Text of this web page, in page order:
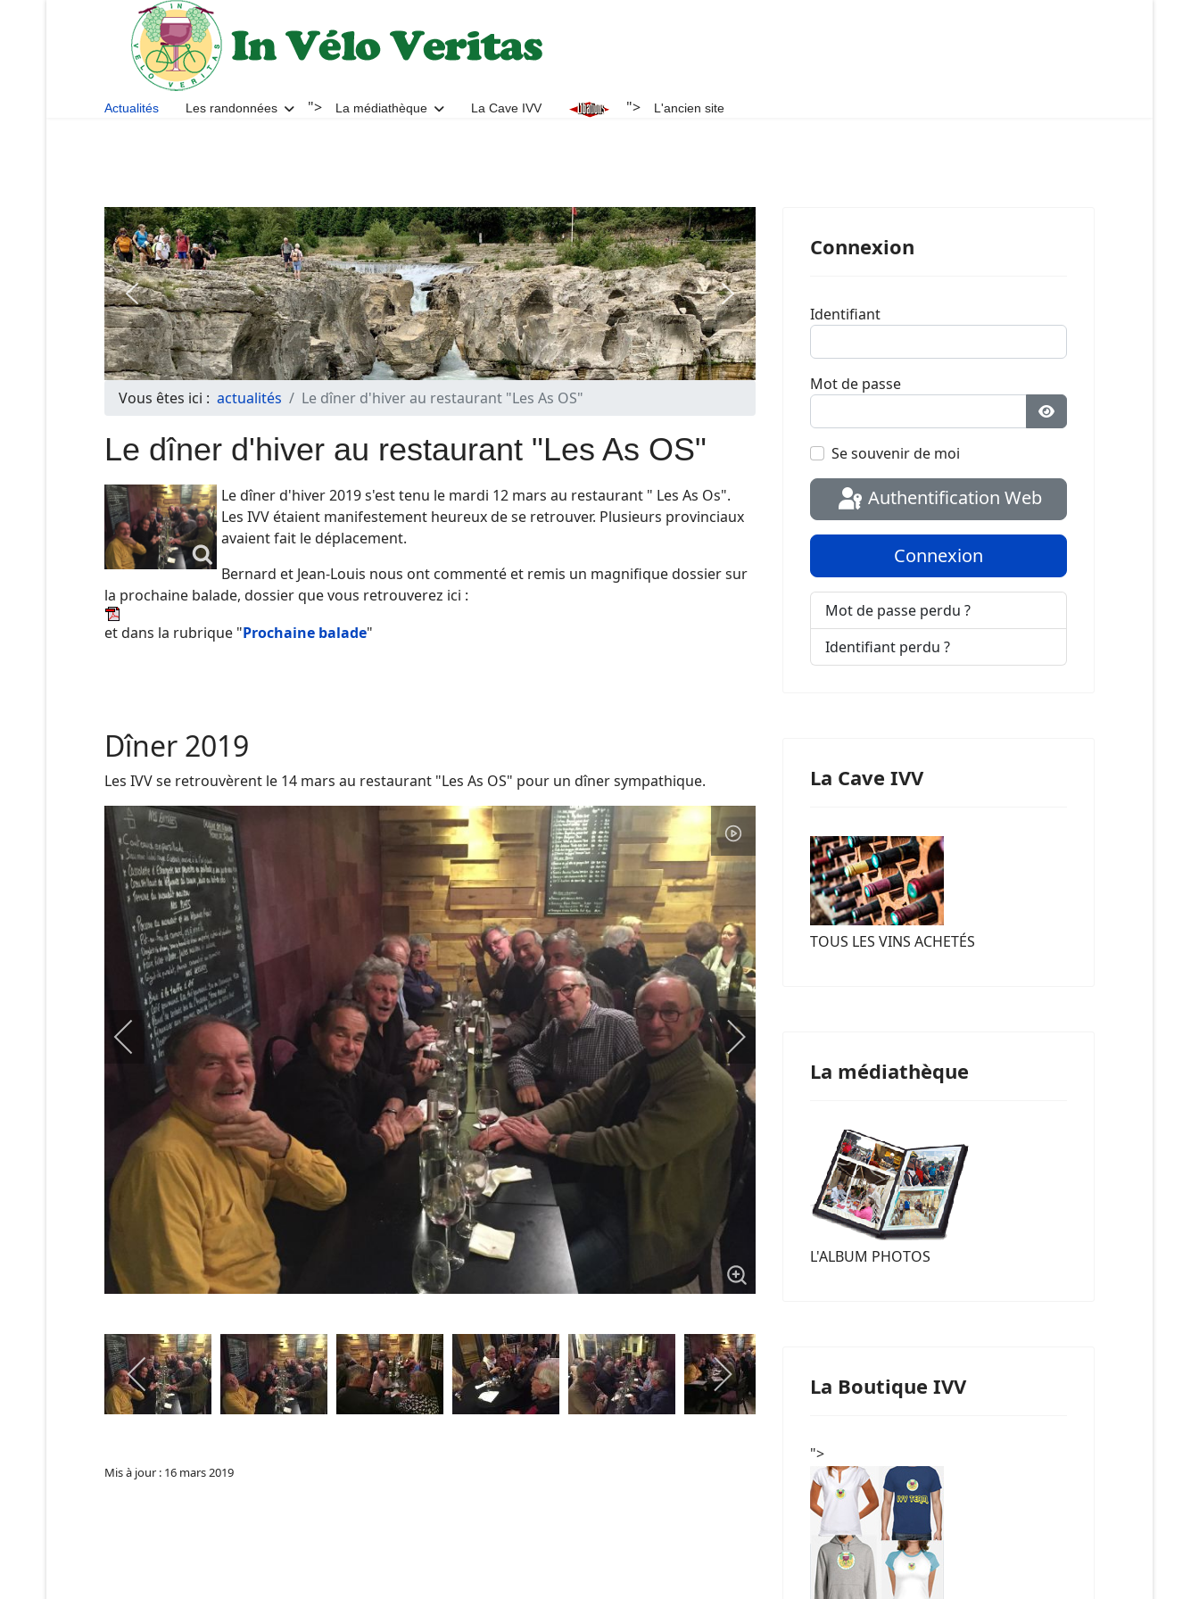
Actualités Les randonnées "> La médiathèque La Cave IVV "> L'ancien site
Vous êtes ici : actualités Le dîner d'hiver au restaurant "Les As OS"
Le dîner d'hiver au restaurant "Les As OS"
Le dîner d'hiver 2019 s'est tenu le mardi 12 mars au restaurant " Les As Os".
Les IVV étaient manifestement heureux de se retrouver. Plusieurs provinciaux
avaient fait le déplacement.
Bernard et Jean-Louis nous ont commenté et remis un magnifique dossier sur
la prochaine balade, dossier que vous retrouverez ici :
et dans la rubrique "Prochaine balade"
Dîner 2019
Les IVV se retrouvèrent le 14 mars au restaurant "Les As OS" pour un dîner sympathique.
Mis à jour : 16 mars 2019
Connexion
Identifiant
Mot de passe
Afficher le mot de
Se souvenir de moi
Authentification Web
Connexion
Mot de passe perdu ?
Identifiant perdu ?
La Cave IVV
TOUS LES VINS ACHETÉS
La médiathèque
L'ALBUM PHOTOS
La Boutique IVV
">